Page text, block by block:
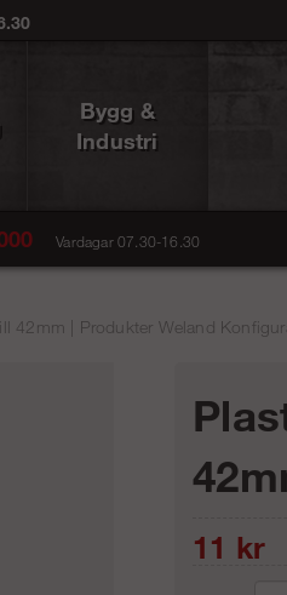
Bygg &
Industri
Vardagar 07.30-16.30
42mm | Produkter Weland
11 kr